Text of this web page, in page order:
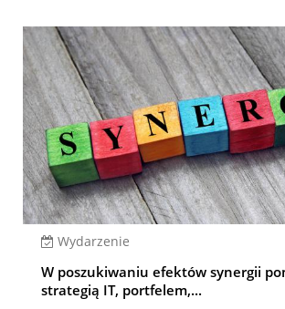
Wydarzenie
W poszukiwaniu efektów synergii
strategią IT, portfelem,...